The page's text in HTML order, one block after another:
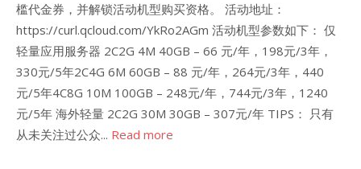
槛代金券，并解锁活动机型购买资格。 活动地址：
https://curl.qcloud.com/YkRo2AGm 活动机型参数如下： 仅
轻量应用服务器 2C2G 4M 40GB – 66 元/年，198元/3年，
330元/5年2C4G 6M 60GB – 88 元/年，264元/3年，440
元/5年4C8G 10M 100GB – 248元/年，744元/3年，1240
元/5年 海外轻量 2C2G 30M 30GB – 307元/年 TIPS： 只有
从未关注过公众... Read more